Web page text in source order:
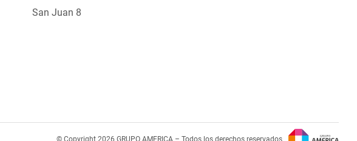
San Juan 8
© Copyright 2026 GRUPO AMERICA – Todos los derechos reservados